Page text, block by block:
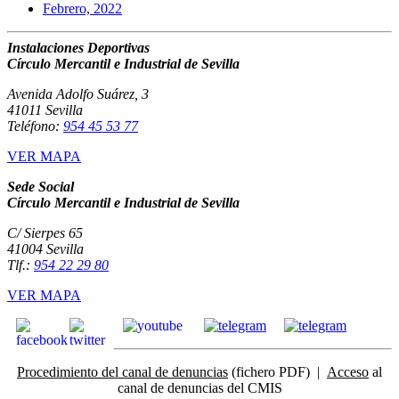
Febrero, 2022
Instalaciones Deportivas
Círculo Mercantil e Industrial de Sevilla
Avenida Adolfo Suárez, 3
41011 Sevilla
Teléfono: 954 45 53 77
VER MAPA
Sede Social
Círculo Mercantil e Industrial de Sevilla
C/ Sierpes 65
41004 Sevilla
Tlf.: 954 22 29 80
VER MAPA
Procedimiento del canal de denuncias (fichero PDF) | Acceso al
canal de denuncias del CMIS